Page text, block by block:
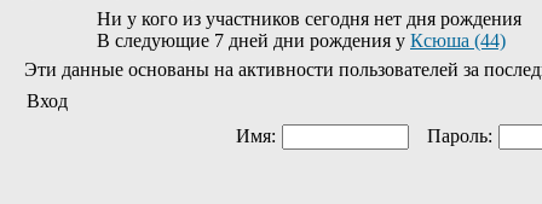
Ни у кого из участников сегодня нет дня рождения
В следующие 7 дней дни рождения у Ксюша (44)
Эти данные основаны на активности пользователей за
Вход
Имя:
Пароль: